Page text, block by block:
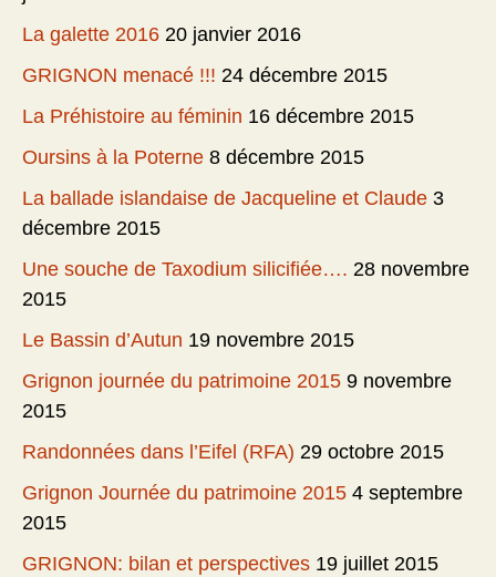
La galette 2016 20 janvier 2016
GRIGNON menacé !!! 24 décembre 2015
La Préhistoire au féminin 16 décembre 2015
Oursins à la Poterne 8 décembre 2015
La ballade islandaise de Jacqueline et Claude 3
décembre 2015
Une souche de Taxodium silicifiée…. 28 novembre
2015
Le Bassin d’Autun 19 novembre 2015
Grignon journée du patrimoine 2015 9 novembre
2015
Randonnées dans l’Eifel (RFA) 29 octobre 2015
Grignon Journée du patrimoine 2015 4 septembre
2015
GRIGNON: bilan et perspectives 19 juillet 2015